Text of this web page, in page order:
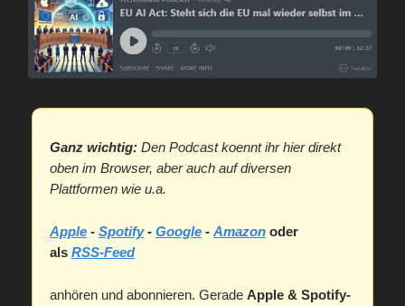
Ganz wichtig: Den Podcast koennt ihr hier direkt
oben im Browser, aber auch auf diversen
Plattformen wie u.a.
Apple - Spotify- Google - Amazon oder
als RSS-Feed
anhören und abonnieren. Gerade Apple & Spotify-